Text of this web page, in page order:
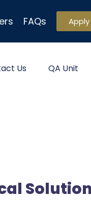
FAQs
Us QA Unit